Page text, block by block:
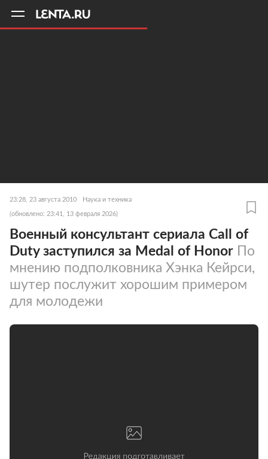
23:28, 23 августа 2010 Наука и техника
(обновлено: 23:41, 13 февраля 2026)
Военный консультант сериала Call of
Duty заступился за Medal of Honor По
мнению подполковника Хэнка Кейрси,
шутер послужит хорошим примером
для молодежи